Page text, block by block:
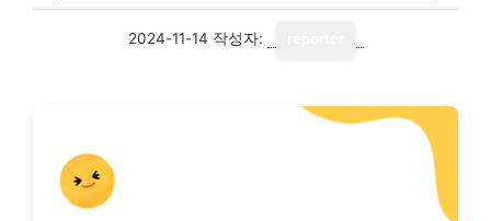
2024-11-14 작성자: